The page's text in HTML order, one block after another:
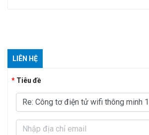
LIÊN HỆ
Tiêu đề